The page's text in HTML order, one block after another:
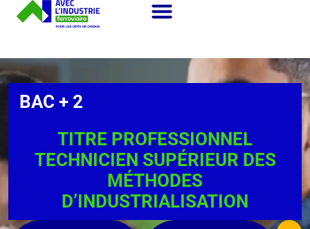
BAC + 2
TITRE PROFESSIONNEL
TECHNICIEN SUPÉRIEUR DES
MÉTHODES
D’INDUSTRIALISATION